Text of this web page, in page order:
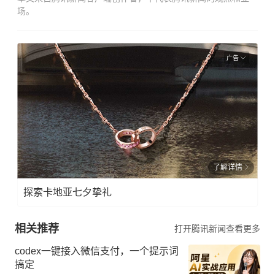
场。
广告
了解详情
探索卡地亚七夕挚礼
相关推荐 打开腾讯新闻查看更多
codex一键接入微信支付，一个提示词
搞定